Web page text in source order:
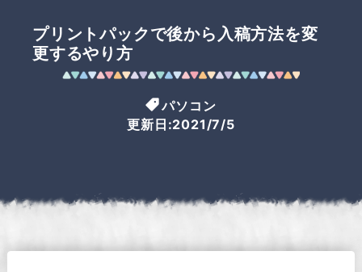
プリントパックで後から入稿方法を変
更するやり方
パソコン
更新日:2021/7/5